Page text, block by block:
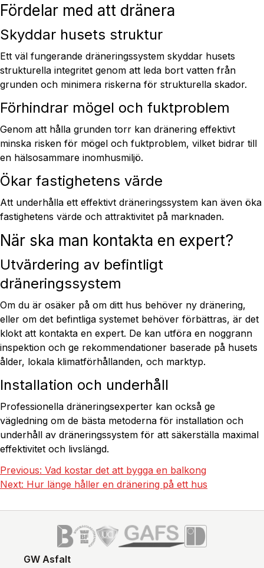
Fördelar med att dränera
Skyddar husets struktur
Ett väl fungerande dräneringssystem skyddar husets
strukturella integritet genom att leda bort vatten från
grunden och minimera riskerna för strukturella skador.
Förhindrar mögel och fuktproblem
Genom att hålla grunden torr kan dränering effektivt
minska risken för mögel och fuktproblem, vilket bidrar till
en hälsosammare inomhusmiljö.
Ökar fastighetens värde
Att underhålla ett effektivt dräneringssystem kan även öka
fastighetens värde och attraktivitet på marknaden.
När ska man kontakta en expert?
Utvärdering av befintligt
dräneringssystem
Om du är osäker på om ditt hus behöver ny dränering,
eller om det befintliga systemet behöver förbättras, är det
klokt att kontakta en expert. De kan utföra en noggrann
inspektion och ge rekommendationer baserade på husets
ålder, lokala klimatförhållanden, och marktyp.
Installation och underhåll
Professionella dräneringsexperter kan också ge
vägledning om de bästa metoderna för installation och
underhåll av dräneringssystem för att säkerställa maximal
effektivitet och livslängd.
Previous: Vad kostar det att bygga en balkong
Next: Hur länge håller en dränering på ett hus
GW Asfalt